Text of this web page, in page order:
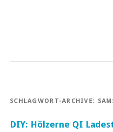
SCHLAGWORT-ARCHIVE:
DIY: Hölzerne QI